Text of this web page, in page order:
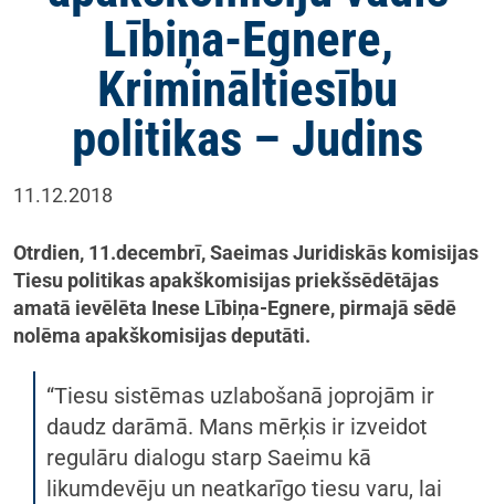
Lībiņa-Egnere,
Krimināltiesību
politikas – Judins
11.12.2018
Otrdien, 11.decembrī, Saeimas Juridiskās komisijas
Tiesu politikas apakškomisijas priekšsēdētājas
amatā ievēlēta Inese Lībiņa-Egnere, pirmajā sēdē
nolēma apakškomisijas deputāti.
“Tiesu sistēmas uzlabošanā joprojām ir
daudz darāmā. Mans mērķis ir izveidot
regulāru dialogu starp Saeimu kā
likumdevēju un neatkarīgo tiesu varu, lai